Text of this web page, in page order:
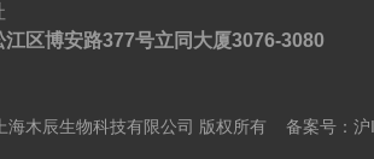
江区博安路377号立同大厦3076-3080
海木辰生物科技有限公司 版权所有 备案号：